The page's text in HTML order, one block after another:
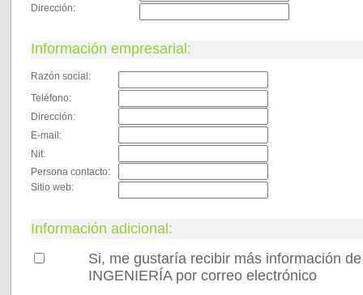
Dirección:
Información empresarial:
Razón social:
Teléfono:
Dirección:
E-mail:
Nit:
Persona contacto:
Sitio web:
Información adicional:
Si, me gustaría recibir más información
INGENIERÍA por correo electrónico